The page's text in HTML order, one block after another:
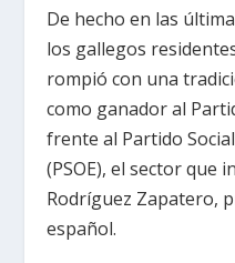
De hecho en las
los gallegos
rompió con una
como ganador al
frente al Partido
(PSOE), el sector que
Rodríguez Zapatero,
español.